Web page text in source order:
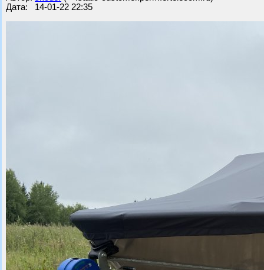
Дата: 14-01-22 22:35